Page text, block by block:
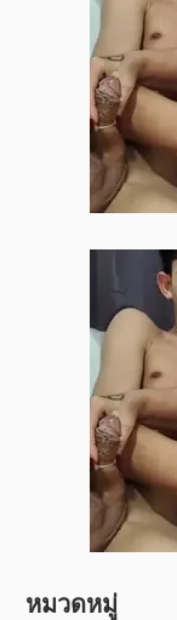
หมวดหมู่